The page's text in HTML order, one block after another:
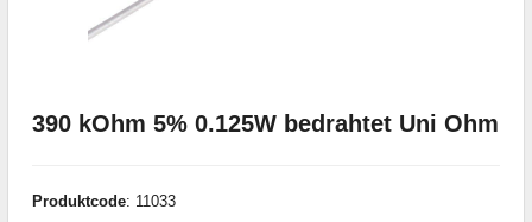
390 kOhm 5% 0.125W bedrahtet Uni Ohm
Produktcode: 11033